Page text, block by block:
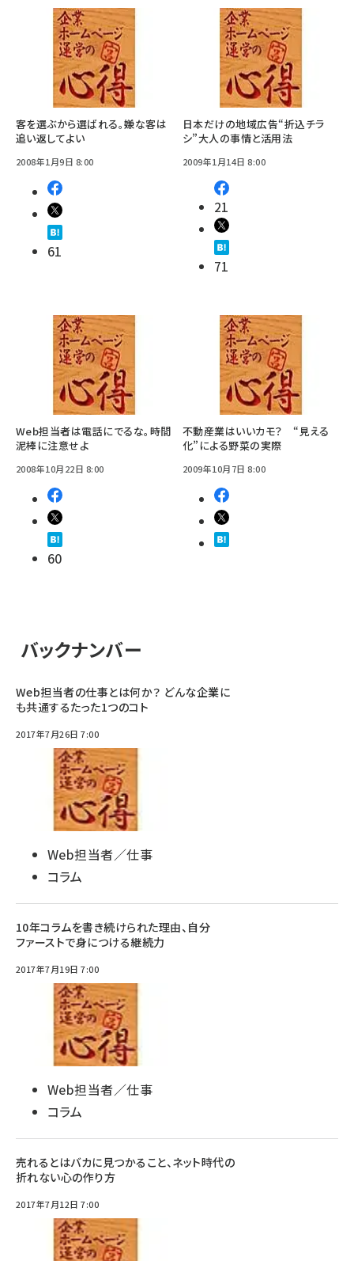
客を選ぶから選ばれる。嫌な客は
追い返してよい
2008年1月9日 8:00
61
日本だけの地域広告“折込チラ
シ”大人の事情と活用法
2009年1月14日 8:00
21
71
Web担当者は電話にでるな。時間
泥棒に注意せよ
2008年10月22日 8:00
60
不動産業はいいカモ？ “見える
化”による野菜の実際
2009年10月7日 8:00
バックナンバー
Web担当者の仕事とは何か？ どんな企業に
も共通するたった1つのコト
2017年7月26日 7:00
Web担当者／仕事
コラム
10年コラムを書き続けられた理由、自分
ファーストで身につける継続力
2017年7月19日 7:00
Web担当者／仕事
コラム
売れるとはバカに見つかること、ネット時代の
折れない心の作り方
2017年7月12日 7:00